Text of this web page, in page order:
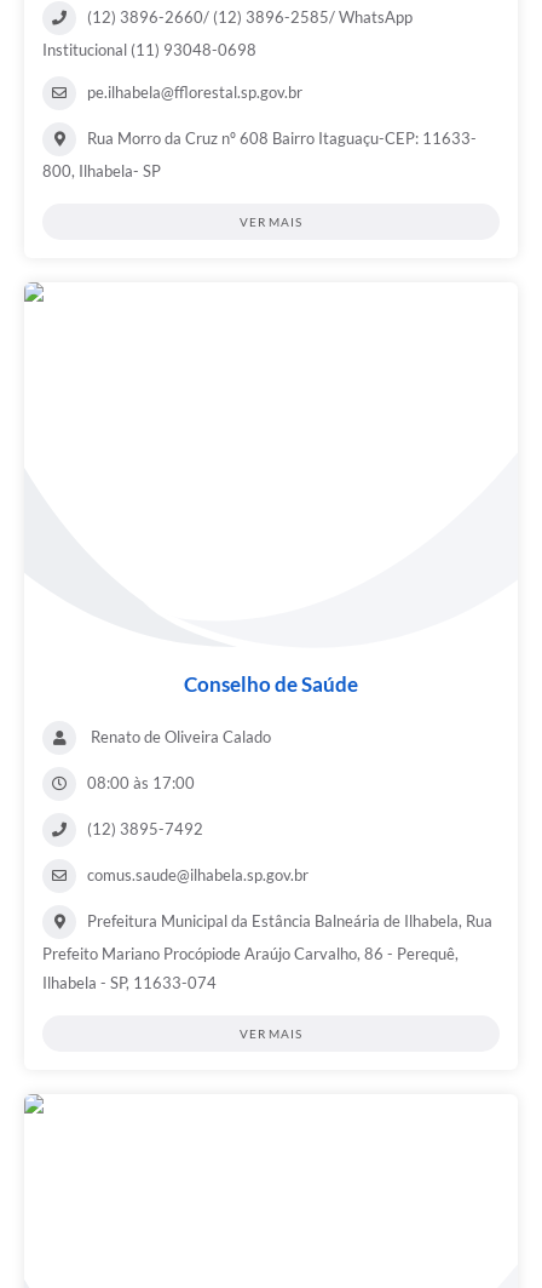
(12) 3896-2660/ (12) 3896-2585/ WhatsApp
Institucional (11) 93048-0698
pe.ilhabela@fflorestal.sp.gov.br
Rua Morro da Cruz nº 608 Bairro Itaguaçu-CEP: 11633-
800, Ilhabela- SP
VER MAIS
Conselho de Saúde
Renato de Oliveira Calado
08:00 às 17:00
(12) 3895-7492
comus.saude@ilhabela.sp.gov.br
Prefeitura Municipal da Estância Balneária de Ilhabela, Rua
Prefeito Mariano Procópiode Araújo Carvalho, 86 - Perequê,
Ilhabela - SP, 11633-074
VER MAIS